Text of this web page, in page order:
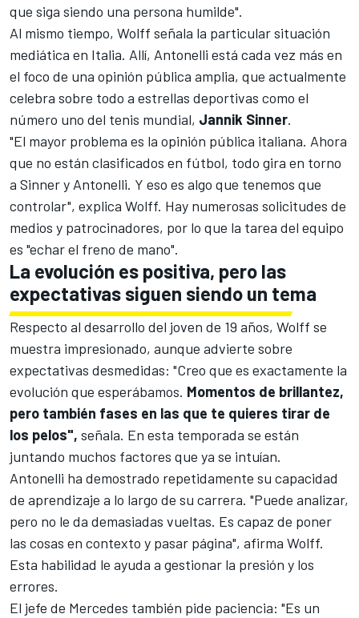
que siga siendo una persona humilde".
Al mismo tiempo, Wolff señala la particular situación
mediática en Italia. Allí, Antonelli está cada vez más en
el foco de una opinión pública amplia, que actualmente
celebra sobre todo a estrellas deportivas como el
número uno del tenis mundial, Jannik Sinner.
"El mayor problema es la opinión pública italiana. Ahora
que no están clasificados en fútbol, todo gira en torno
a Sinner y Antonelli. Y eso es algo que tenemos que
controlar", explica Wolff. Hay numerosas solicitudes de
medios y patrocinadores, por lo que la tarea del equipo
es "echar el freno de mano".
La evolución es positiva, pero las
expectativas siguen siendo un tema
Respecto al desarrollo del joven de 19 años, Wolff se
muestra impresionado, aunque advierte sobre
expectativas desmedidas: "Creo que es exactamente la
evolución que esperábamos. Momentos de brillantez,
pero también fases en las que te quieres tirar de
los pelos", señala. En esta temporada se están
juntando muchos factores que ya se intuían.
Antonelli ha demostrado repetidamente su capacidad
de aprendizaje a lo largo de su carrera. "Puede analizar,
pero no le da demasiadas vueltas. Es capaz de poner
las cosas en contexto y pasar página", afirma Wolff.
Esta habilidad le ayuda a gestionar la presión y los
errores.
El jefe de Mercedes también pide paciencia: "Es un